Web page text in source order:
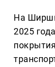
На
2025